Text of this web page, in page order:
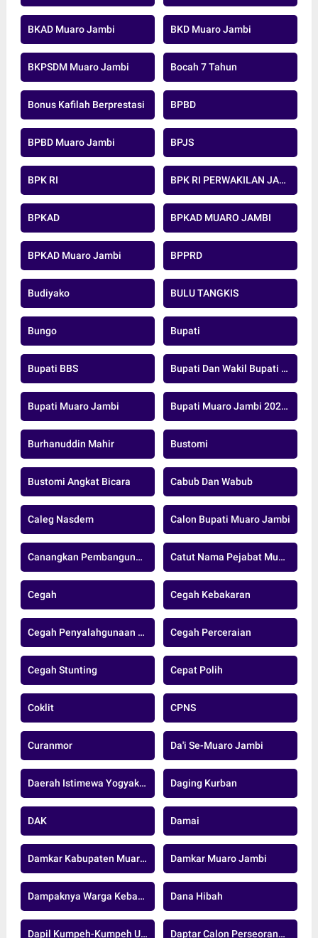
BKAD Muaro Jambi BKD Muaro Jambi
BKPSDM Muaro Jambi Bocah 7 Tahun
Bonus Kafilah Berprestasi BPBD
BPBD Muaro Jambi BPJS
BPK RI BPK RI PERWAKILAN JAMBI
BPKAD BPKAD MUARO JAMBI
BPKAD Muaro Jambi BPPRD
Budiyako BULU TANGKIS
Bungo Bupati
Bupati BBS Bupati Dan Wakil Bupati Muaro Jambi
Bupati Muaro Jambi Bupati Muaro Jambi 2025-2029
Burhanuddin Mahir Bustomi
Bustomi Angkat Bicara Cabub Dan Wabub
Caleg Nasdem Calon Bupati Muaro Jambi
Canangkan Pembangunan Jalan Strategis Catut Nama Pejabat Muarojambi
Cegah Cegah Kebakaran
Cegah Penyalahgunaan Donasi Cegah Perceraian
Cegah Stunting Cepat Polih
Coklit CPNS
Curanmor Da'i Se-Muaro Jambi
Daerah Istimewa Yogyakarta Daging Kurban
DAK Damai
Damkar Kabupaten Muaro Jambi Damkar Muaro Jambi
Dampaknya Warga Kebanjiran Dana Hibah
Dapil Kumpeh-Kumpeh Ulu Daptar Calon Perseorangan.